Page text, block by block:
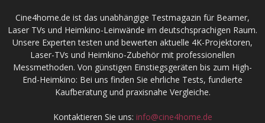
Cine4home.de ist das unabhängige Testmagazin für Beamer,
Laser TVs und Heimkino-Leinwände im deutschsprachigen Raum.
Unsere Experten testen und bewerten aktuelle 4K-Projektoren,
Laser-TVs und Heimkino-Zubehör mit professionellen
Messmethoden. Von günstigen Einstiegsgeräten bis zum High-
End-Heimkino: Bei uns finden Sie ehrliche Tests, fundierte
Kaufberatung und praxisnahe Vergleiche.
Kontaktieren Sie uns: info@cine4home.de